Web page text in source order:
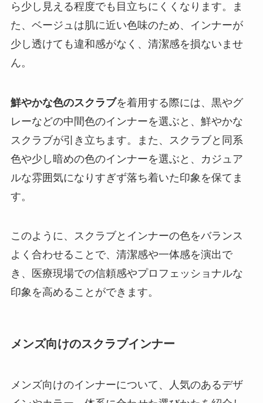
ら少し見える程度でも目立ちにくくなります。ま
た、ベージュは肌に近い色味のため、インナーが
少し透けても違和感がなく、清潔感を損ないませ
ん。
鮮やかな色のスクラブを着用する際には、黒やグ
レーなどの中間色のインナーを選ぶと、鮮やかな
スクラブが引き立ちます。また、スクラブと同系
色や少し暗めの色のインナーを選ぶと、カジュア
ルな雰囲気になりすぎず落ち着いた印象を保てま
す。
このように、スクラブとインナーの色をバランス
よく合わせることで、清潔感や一体感を演出で
き、医療現場での信頼感やプロフェッショナルな
印象を高めることができます。
メンズ向けのスクラブインナー
メンズ向けのインナーについて、人気のあるデザ